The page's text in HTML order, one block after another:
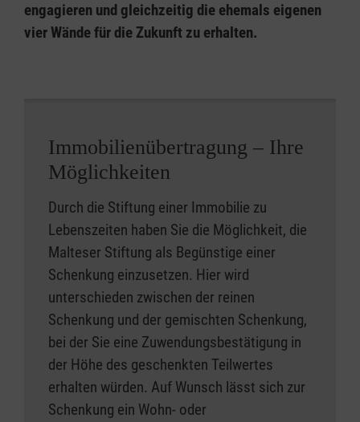
engagieren und gleichzeitig die ehemals eigenen
vier Wände für die Zukunft zu erhalten.
Immobilienübertragung – Ihre
Möglichkeiten
Durch die Stiftung einer Immobilie zu
Lebenszeiten haben Sie die Möglichkeit, die
Malteser Stiftung als Begünstige einer
Schenkung einzusetzen. Hier wird
unterschieden zwischen der reinen
Schenkung und der gemischten Schenkung,
bei der Sie eine Zuwendungsbestätigung in
der Höhe des geschenkten Teilwertes
erhalten würden. Auf Wunsch lässt sich zur
Schenkung ein Wohn- oder